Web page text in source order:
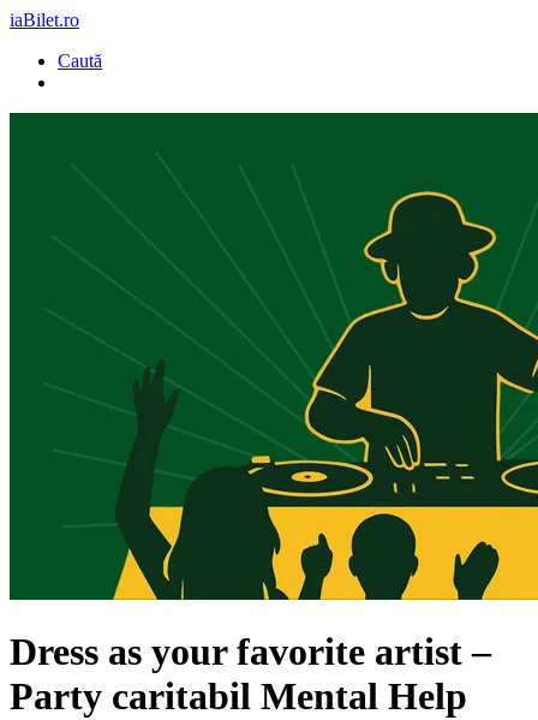
iaBilet.ro
Caută
Dress as your favorite artist –
Party caritabil Mental Help